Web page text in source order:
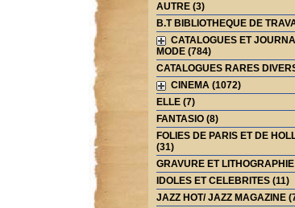
AUTRE (3)
B.T BIBLIOTHEQUE DE
CATALOGUES ET
MODE (784)
CATALOGUES RARES
CINEMA (1072)
ELLE (7)
FANTASIO (8)
FOLIES DE PARIS ET DE
(31)
GRAVURE ET
IDOLES ET CELEBRITES (11)
JAZZ HOT/ JAZZ MAGAZINE